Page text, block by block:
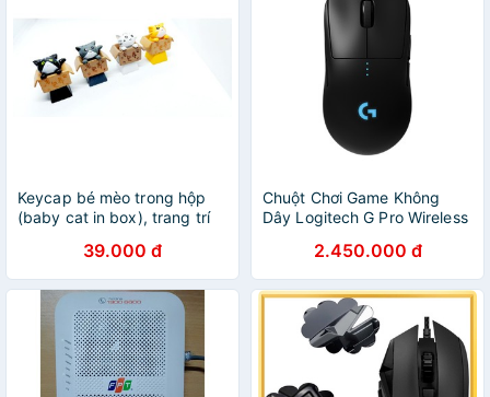
Keycap bé mèo trong hộp
(baby cat in box), trang trí
39.000 đ
Chuột Chơi Game Không
Dây Logitech G Pro Wireless
DPI - Hàng Chính Hãng
2.450.000 đ